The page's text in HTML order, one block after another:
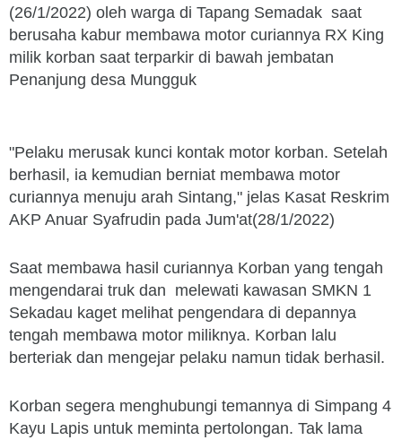
(26/1/2022) oleh warga di Tapang Semadak saat
berusaha kabur membawa motor curiannya RX King
milik korban saat terparkir di bawah jembatan
Penanjung desa Mungguk
"Pelaku merusak kunci kontak motor korban. Setelah
berhasil, ia kemudian berniat membawa motor
curiannya menuju arah Sintang," jelas Kasat Reskrim
AKP Anuar Syafrudin pada Jum'at(28/1/2022)
Saat membawa hasil curiannya Korban yang tengah
mengendarai truk dan melewati kawasan SMKN 1
Sekadau kaget melihat pengendara di depannya
tengah membawa motor miliknya. Korban lalu
berteriak dan mengejar pelaku namun tidak berhasil.
Korban segera menghubungi temannya di Simpang 4
Kayu Lapis untuk meminta pertolongan. Tak lama